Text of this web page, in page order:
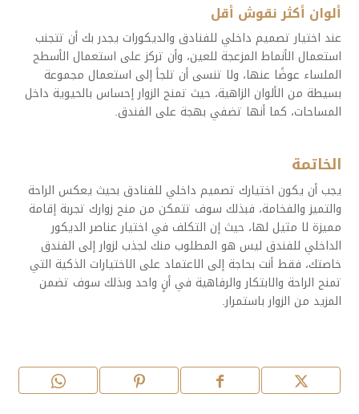
ألوان أكثر نقوش أقل
عند اختيار تصميم داخلي للفنادق والديكورات يجدر بك أن تتجنب
استعمال الأنماط المزعجة للعين، وأن تركز على استعمال الأسطح
الملساء عوضًا عنها، ولا تنسى أن تلجأ إلى استعمال مجموعة
بسيطة من الألوان الزاهية، حيث تمنح الزوار إحساس بالحيوية داخل
المساحات، كما أنها تضفي بهجة على الفندق.
الخاتمة
يجب أن يكون اختيارك تصميم داخلي للفنادق بحيث يعكس الراحة
والتميز والفخامة، فبذلك سوف تتمكن من منح زوارك تجربة إقامة
مميزة لا مثيل لها، حيث إن التكلف في اختيار عناصر الديكور
الداخلي للفندق ليس هو المطلوب منك لجذب لزوار إلى الفندق
خاصتك، فقط أنت بحاجة إلى الاعتماد على الاختيارات الذكية التي
تمنح الراحة والابتكار والرفاهية في أنٍ واحد وبذلك سوف تضمن
المزيد من الزوار باستمرار.